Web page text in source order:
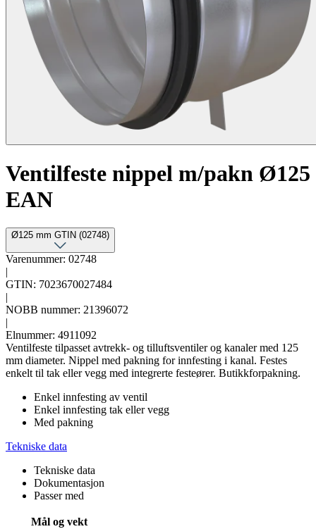
Ventilfeste nippel m/pakn Ø125
EAN
Ø125 mm GTIN (02748)
Varenummer: 02748
|
GTIN: 7023670027484
|
NOBB nummer: 21396072
|
Elnummer: 4911092
Ventilfeste tilpasset avtrekk- og tilluftsventiler og kanaler med 125
mm diameter. Nippel med pakning for innfesting i kanal. Festes
enkelt til tak eller vegg med integrerte festeører. Butikkforpakning.
Enkel innfesting av ventil
Enkel innfesting tak eller vegg
Med pakning
Tekniske data
Tekniske data
Dokumentasjon
Passer med
Mål og vekt